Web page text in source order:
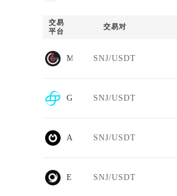
交易
平台
交易对
SNJ/USDT
SNJ/USDT
SNJ/USDT
SNJ/USDT